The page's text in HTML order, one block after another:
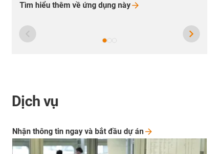
Tìm hiểu thêm về ứng dụng này
Dịch vụ
Nhận thông tin ngay và bắt đầu dựán